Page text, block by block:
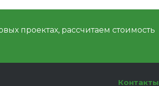
проектах, рассчитаем стоимость
Контакты